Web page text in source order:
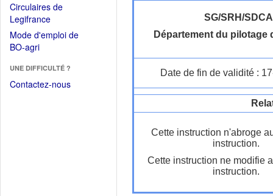
Circulaires de
Legifrance(Ouvrir
dans
une
fenêtre)
Mode d'emploi de
BO-agri(Ouvrir
une
nouvelle
UNE DIFFICULTÉ ?
Contactez-nous
SG/SRH/
Département du pilotage
Date de fin de validité :
Cette instruction n'abroge
instruction.
Cette instruction ne modifie
instruction.